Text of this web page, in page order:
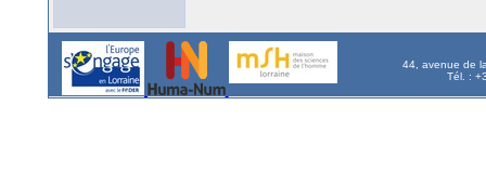
44, avenue de
Tél. :